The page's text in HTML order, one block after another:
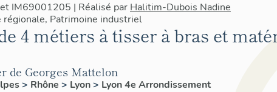
IM69001205 | Réalisé par Halitim-Dubois Nadine
Patrimoine industriel
4 métiers à tisser à bras et
de Georges Mattelon
> Rhône > Lyon> Lyon 4e Arrondissement